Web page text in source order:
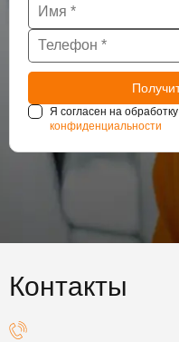
Я согласен на обработку
конфиденциальности
Контакты